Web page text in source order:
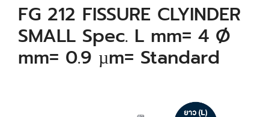
FG 212 FISSURE CLYINDER
SMALL Spec. L mm= 4 Ø
mm= 0.9 µm= Standard